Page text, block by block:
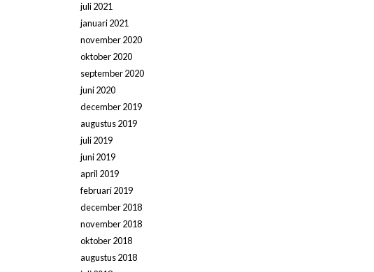
juli 2021
januari 2021
november 2020
oktober 2020
september 2020
juni 2020
december 2019
augustus 2019
juli 2019
juni 2019
april 2019
februari 2019
december 2018
november 2018
oktober 2018
augustus 2018